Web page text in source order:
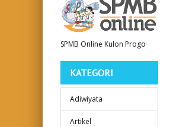
volume.
SPMB Online Kulon Progo
KATEGORI
Adiwiyata
Artikel